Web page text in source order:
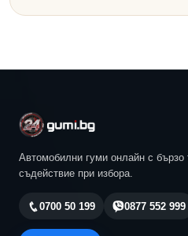
Автомобилни гуми онлайн с бързо
съдействие при избора.
0700 50 199 0877 552 999